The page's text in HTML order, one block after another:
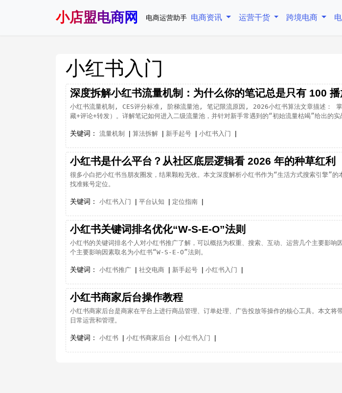
小店盟电商网 电商运营助手 电商资讯 运营干货 跨境电商
小红书入门
深度拆解小红书流量机制：为什么你的笔记总是只有 100 播
小红书流量机制, CES评分标准, 阶梯流量池, 笔记限流原因, 2026小红书算法文章描述：
藏+评论+转发）。详解笔记如何进入二级流量池，并针对新手常遇到的“初始流量枯竭”给出的实
关键词： 流量机制 | 算法拆解 | 新手起号 | 小红书入门 |
小红书是什么平台？从社区底层逻辑看 2026 年的种草红利
很多小白把小红书当朋友圈发，结果颗粒无收。本文深度解析小红书作为“生活方式搜索引擎”
找准账号定位。
关键词： 小红书入门 | 平台认知 | 定位指南 |
小红书关键词排名优化“W-S-E-O”法则
小红书的关键词排名个人对小红书推广了解，可以概括为权重、搜索、互动、运营几个主要影响
个主要影响因素取名为小红书“W-S-E-O”法则。
关键词： 小红书推广 | 社交电商 | 新手起号 | 小红书入门 |
​小红书商家后台操作教程
小红书商家后台是商家在平台上进行商品管理、订单处理、广告投放等操作的核心工具。本文将
日常运营和管理。
关键词： 小红书 | 小红书商家后台 | 小红书入门 |